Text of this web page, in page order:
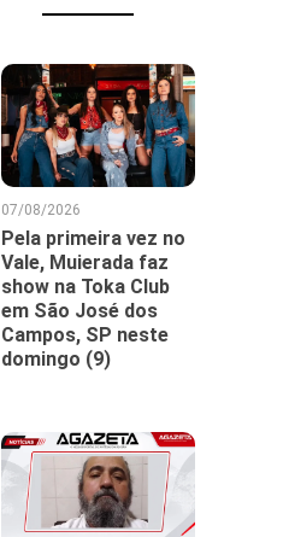
07/08/2026
Pela primeira vez no
Vale, Muierada faz
show na Toka Club
em São José dos
Campos, SP neste
domingo (9)